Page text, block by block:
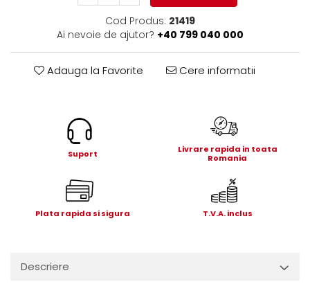
hidraulice
Bolturi, role si bucse
Cod Produs: 21419
Ai nevoie de ajutor? +40 799 040 000
Adauga la Favorite Cere informatii
Suport
Livrare rapida in toata
Romania
Plata rapida si sigura T.V.A. inclus
Descriere